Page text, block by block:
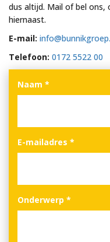
dus altijd. Mail of bel
hiernaast.
E-mail:
Telefoon: 0172 5522 00
Naam *
E-mailadres *
Onderwerp *